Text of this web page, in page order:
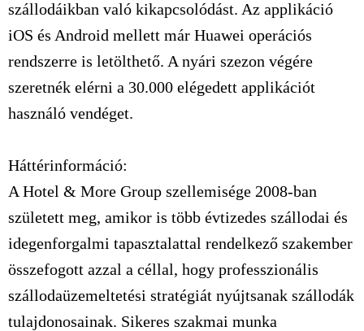
szállodáikban való kikapcsolódást. Az applikáció
iOS és Android mellett már Huawei operációs
rendszerre is letölthető. A nyári szezon végére
szeretnék elérni a 30.000 elégedett applikációt
használó vendéget.
Háttérinformáció:
A Hotel & More Group szellemisége 2008-ban
született meg, amikor is több évtizedes szállodai és
idegenforgalmi tapasztalattal rendelkező szakember
összefogott azzal a céllal, hogy professzionális
szállodaüzemeltetési stratégiát nyújtsanak szállodák
tulajdonosainak. Sikeres szakmai munka